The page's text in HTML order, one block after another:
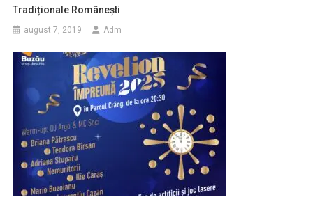
Tradiționale Românești
august 7, 2019 Adm